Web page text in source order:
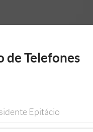
de Telefones
Epitácio